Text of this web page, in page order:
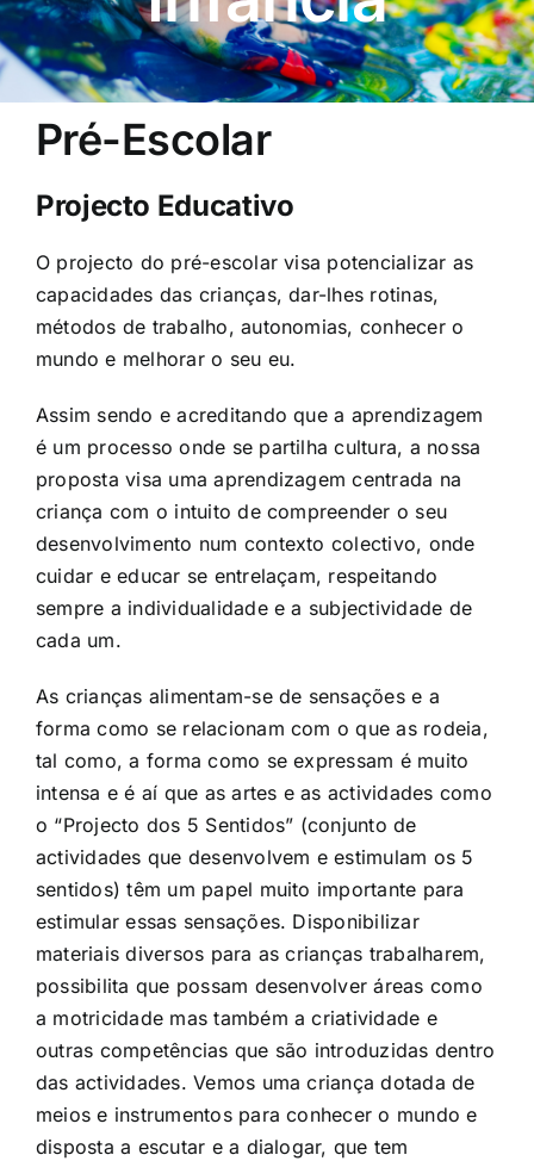
Pré-Escolar
Projecto Educativo
O projecto do pré-escolar visa potencializar as
capacidades das crianças, dar-lhes rotinas,
métodos de trabalho, autonomias, conhecer o
mundo e melhorar o seu eu.
Assim sendo e acreditando que a aprendizagem
é um processo onde se partilha cultura, a nossa
proposta visa uma aprendizagem centrada na
criança com o intuito de compreender o seu
desenvolvimento num contexto colectivo, onde
cuidar e educar se entrelaçam, respeitando
sempre a individualidade e a subjectividade de
cada um.
As crianças alimentam-se de sensações e a
forma como se relacionam com o que as rodeia,
tal como, a forma como se expressam é muito
intensa e é aí que as artes e as actividades como
o “Projecto dos 5 Sentidos” (conjunto de
actividades que desenvolvem e estimulam os 5
sentidos) têm um papel muito importante para
estimular essas sensações. Disponibilizar
materiais diversos para as crianças trabalharem,
possibilita que possam desenvolver áreas como
a motricidade mas também a criatividade e
outras competências que são introduzidas dentro
das actividades. Vemos uma criança dotada de
meios e instrumentos para conhecer o mundo e
disposta a escutar e a dialogar, que tem